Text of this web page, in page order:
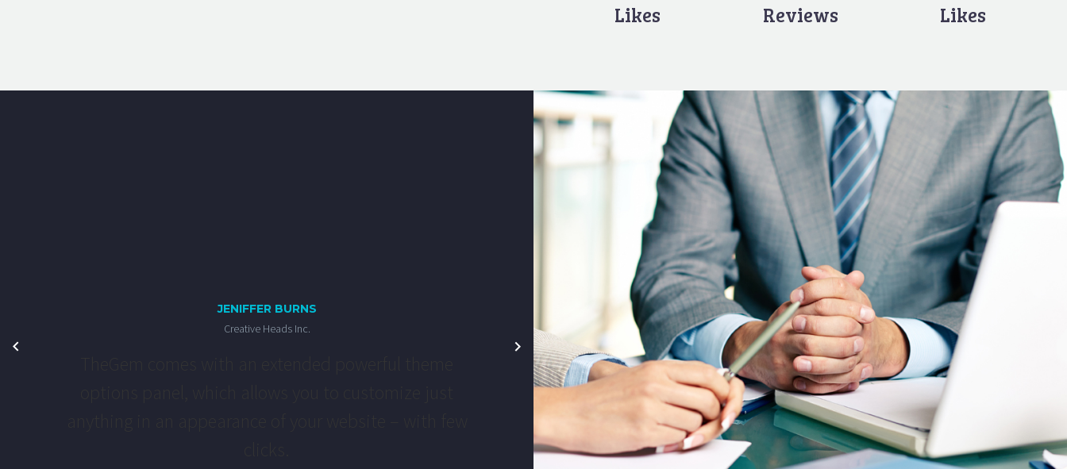
Likes Reviews Likes
JENIFFER BURNS
Creative Heads Inc.
MARCUS FIELDS
Marketing Manager
This powerful theme was optimised to get the best
performance results. Tested with pagespeed insights
&amp; co., it delivers even better results with super
cache &amp; minification.